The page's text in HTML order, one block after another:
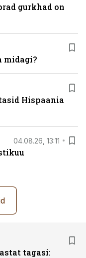
gurkhad on
midagi?
Hispaania
04.08.26, 13:11
tagasi: